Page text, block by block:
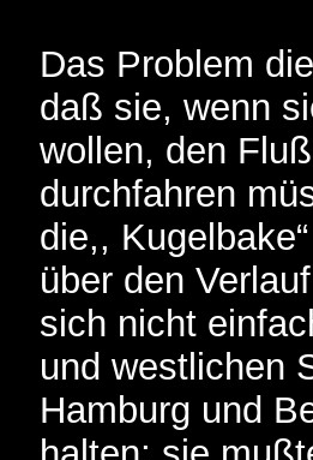
Das Problem
daß sie, wenn
wollen, den
durchfahren
die,,
über den
sich nicht
und westlichen
Hamburg und